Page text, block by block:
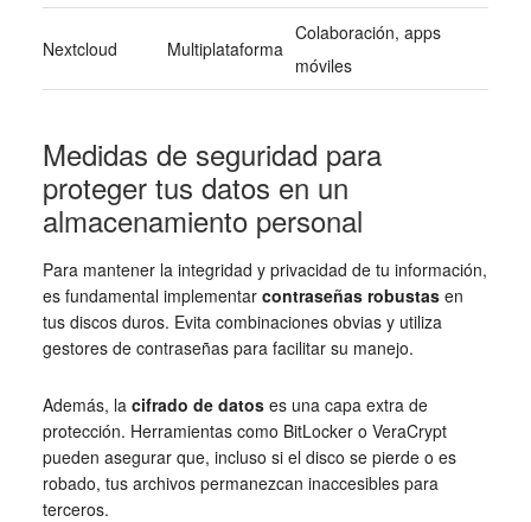
Nextcloud Multiplataforma
Colaboración, apps
móviles
Medidas de seguridad para
proteger tus datos en un
almacenamiento personal
Para mantener la integridad y privacidad de tu información,
es fundamental implementar contraseñas robustasen
tus discos duros. Evita combinaciones obvias y utiliza
gestores de contraseñas para facilitar su manejo.
Además, la cifrado de datoses una capa extra de
protección. Herramientas como BitLocker o VeraCrypt
pueden asegurar que, incluso si el disco se pierde o es
robado, tus archivos permanezcan inaccesibles para
terceros.